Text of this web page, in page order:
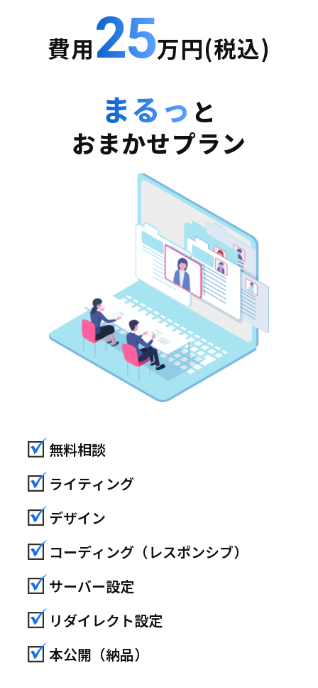
費用25万円(税込)
まるっ と
おまかせプラン
無料相談
ライティング
デザイン
コーディング（レスポンシブ）
サーバー設定
リダイレクト設定
本公開（納品）